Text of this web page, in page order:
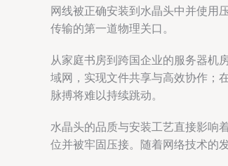
网线被正确安装到水晶头中并使用
传输的第一道物理关口。
从家庭书房到跨国企业的服务器机
域网，实现文件共享与高效协作；
脉搏将难以持续跳动。
水晶头的品质与安装工艺直接影响
位并被牢固压接。随着网络技术的